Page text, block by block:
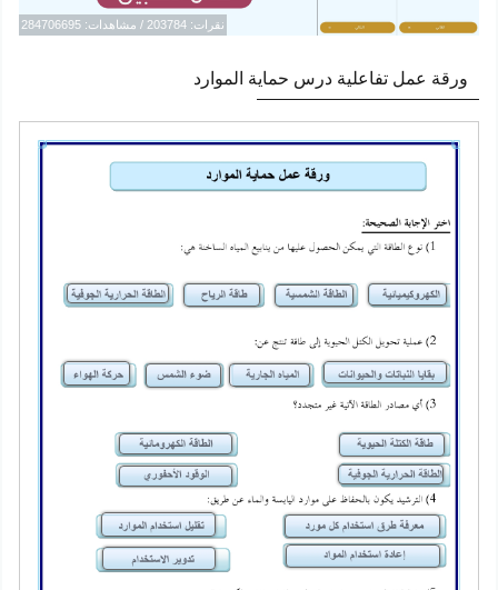
نقرات: 203784 / مشاهدات: 284706695
ورقة عمل تفاعلية درس حماية الموارد